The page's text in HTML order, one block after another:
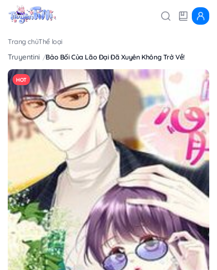
Trang chủThể loại
Truyentini Bảo Bối Của Lão Đại Đã Xuyên Không Trở Về!
HOT